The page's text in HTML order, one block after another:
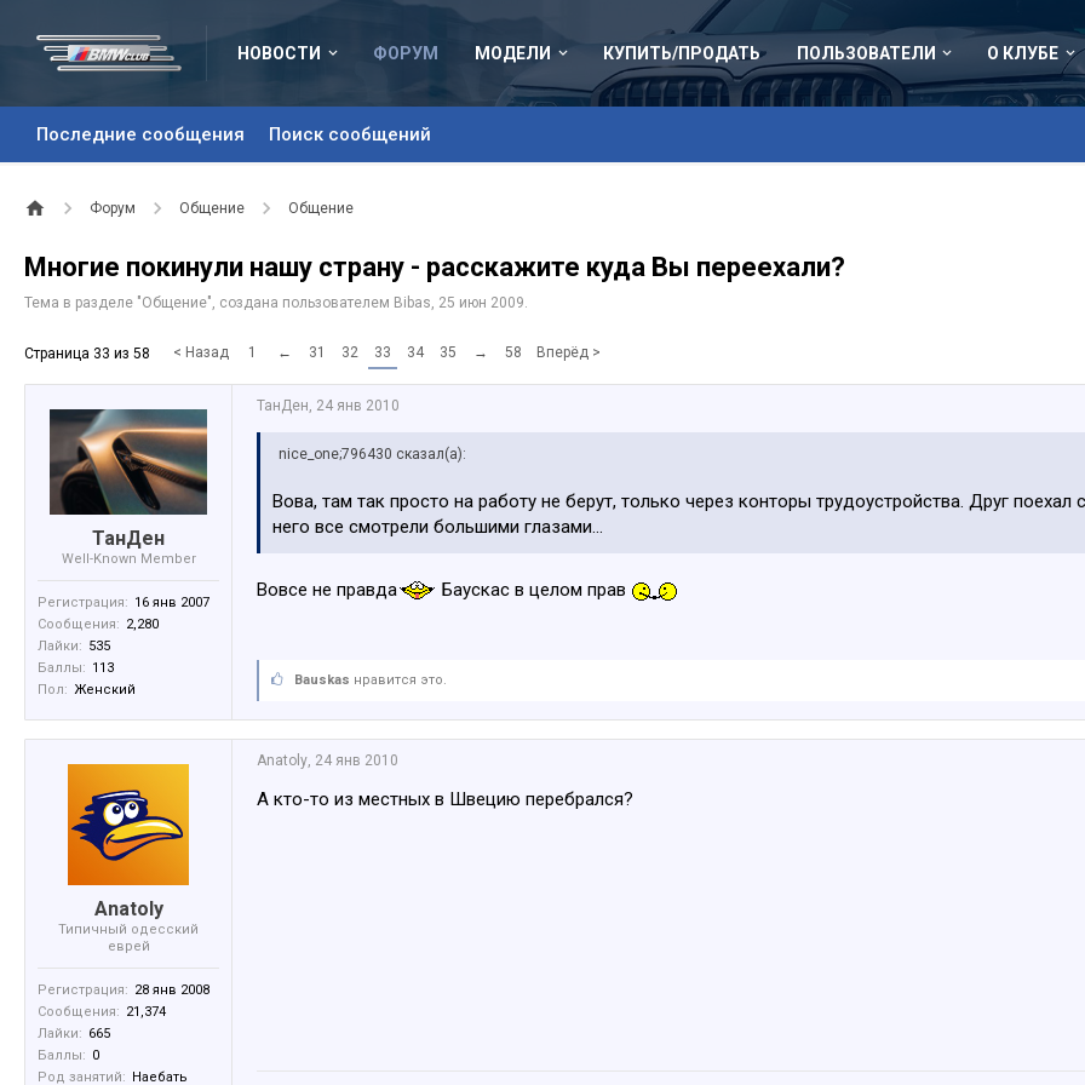
НОВОСТИ ФОРУМ
Последние сообщения Поиск сообщений
МОДЕЛИ КУПИТЬ/ПРОДАТЬ ПОЛЬЗОВАТЕЛИ О КЛУБЕ
Форум Общение Общение
Многие покинули нашу страну - расскажите куда Вы переехали?
Тема в разделе "Общение", создана пользователем Bibas, 25 июн 2009.
Страница 33 из 58 < Назад 1 ← 31 32 33 34 35 → 58 Вперёд >
ТанДен
Well-Known Member
Регистрация: 16 янв 2007
Сообщения: 2,280
Лайки: 535
Баллы: 113
Пол: Женский
ТанДен, 24 янв 2010
nice_one;796430 сказал(а):
Вова, там так просто на работу не берут, только через конторы трудоустройства. Друг поехал
него все смотрели большими глазами...
Вовсе не правда Баускас в целом прав
Bauskas нравится это.
Anatoly
Типичный одесский
еврей
Регистрация: 28 янв 2008
Сообщения: 21,374
Лайки: 665
Баллы: 0
Род занятий: Наебать
Anatoly 24 янв 2010
А кто-то из местных в Швецию перебрался?